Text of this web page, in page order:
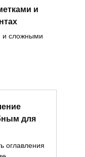
и
и сложными
для
оглавления